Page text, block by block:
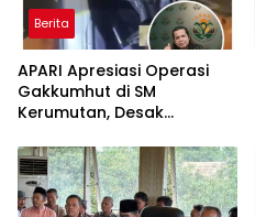
Berita
APARI Apresiasi Operasi
Gakkumhut di SM
Kerumutan, Desak
Jaringan Pembalak Liar